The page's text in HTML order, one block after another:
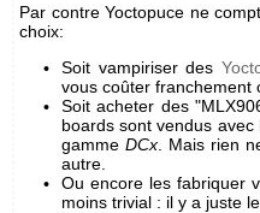
Par contre Yoctopuce ne
choix:
Soit vampiriser des
vous coûter franchement
Soit acheter des
boards sont vendus
gamme DCx. Mais rien
autre.
Ou encore les fabriquer
moins trivial : il y a juste